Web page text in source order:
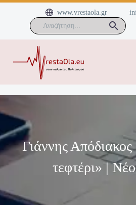

 www.vrestaola.gr
Γιάννης
τεφτέρι» |